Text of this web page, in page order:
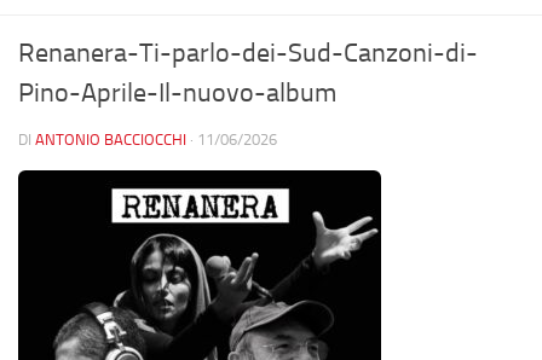
Renanera-Ti-parlo-dei-Sud-Canzoni-di-
Pino-Aprile-Il-nuovo-album
DI ANTONIO BACCIOCCHI · 11/06/2026